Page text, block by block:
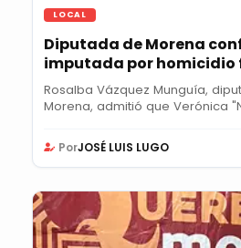
LOCAL
Diputada de Morena
imputada por homicidio
Rosalba Vázquez Munguía,
Morena, admitió que Verónica
PorJOSÉ LUIS LUGO